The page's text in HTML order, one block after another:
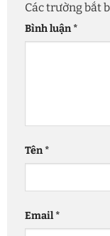
Các trường bắt
Bình luận*
Tên*
Email*